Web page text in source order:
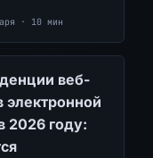
· 10 мин
веб-
электронной
2026 году: